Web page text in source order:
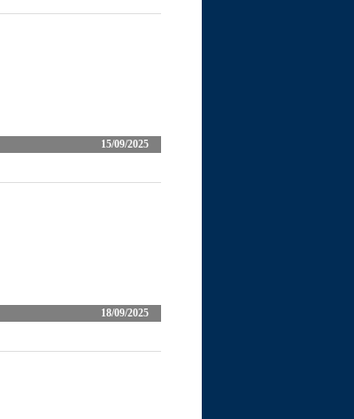
15/09/2025
18/09/2025